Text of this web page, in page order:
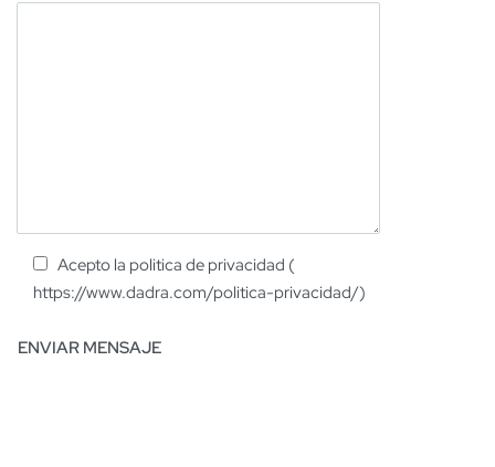
Acepto la politica de privacidad (
https://www.dadra.com/politica-privacidad/)